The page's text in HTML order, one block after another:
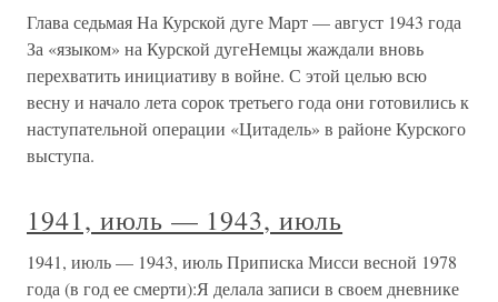
Глава седьмая На Курской дуге Март — август 1943 года
За «языком» на Курской дугеНемцы жаждали вновь
перехватить инициативу в войне. С этой целью всю
весну и начало лета сорок третьего года они готовились к
наступательной операции «Цитадель» в районе Курского
выступа.
1941, июль — 1943, июль
1941, июль — 1943, июль Приписка Мисси весной 1978
года (в год ее смерти):Я делала записи в своем дневнике